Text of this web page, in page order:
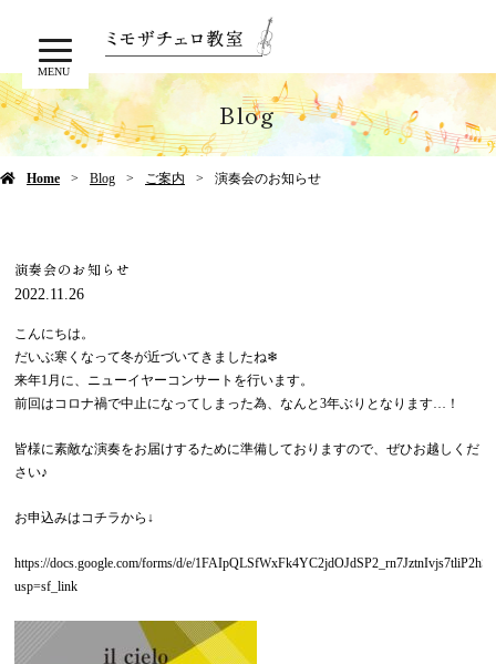
MENU
Blog
Home Blog ご案内 演奏会のお知らせ
演奏会のお知らせ
2022.11.26
こんにちは。
だいぶ寒くなって冬が近づいてきましたね❄
来年1月に、ニューイヤーコンサートを行います。
前回はコロナ禍で中止になってしまった為、なんと3年ぶりとなります…！
皆様に素敵な演奏をお届けするために準備しておりますので、ぜひお越しくだ
さい♪
お申込みはコチラから↓
https://docs.google.com/forms/d/e/
usp=sf_link